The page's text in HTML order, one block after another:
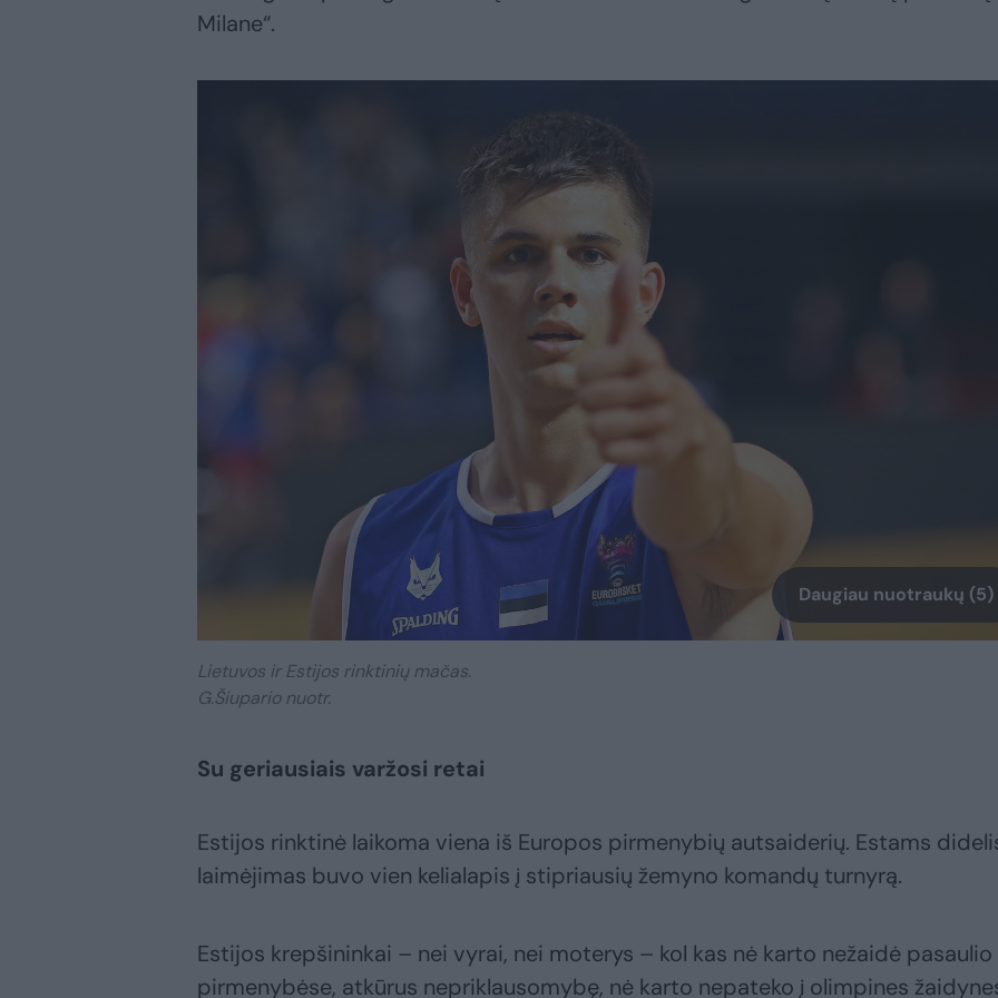
Milane“.
Daugiau nuotraukų (5)
Lietuvos ir Estijos rinktinių mačas.
G.Šiupario nuotr.
Su geriausiais varžosi retai
Estijos rinktinė laikoma viena iš Europos pirmenybių autsaiderių. Estams
laimėjimas buvo vien kelialapis į stipriausių žemyno komandų turnyrą.
Estijos krepšininkai – nei vyrai, nei moterys – kol kas nė karto nežaidė pasaulio
pirmenybėse, atkūrus nepriklausomybę, nė karto nepateko į olimpines